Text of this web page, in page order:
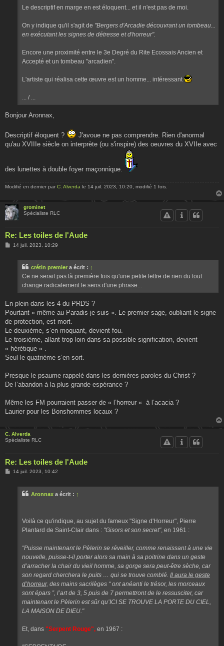
Le descriptif en marge en est éloquent... et il n'est pas de moi.
On y indique qu'il s'agit de "Bergers d'Arcadie découvrant un tombeau...
en exécutant les signes de détresse et d'horreur".
Encore une proximité entre le 3e Degré du Rite Ecossais Ancien et
Accepté et un tombeau "arcadien".
L'artiste qui réalisa cette œuvre est un homme... intéressant
... / ...
Bonjour Aronnax,
Descriptif éloquent ?
J'avoue ne pas comprendre. Rien d'anormal
qu'au XVIIIe siècle on interprète (ou s'inspire) des oeuvres du XVIIe avec
des lunettes à double foyer maçonnique.
Modifié en dernier par C. Alverda le 14 juil. 2023, 10:20, modifié 1 fois.
grominet
Spécialiste RLC
Re: Les toiles de l'Aude
M14 juil. 2023, 10:29
crétin premier a écrit : ↑
Ce ne serait pas là première fois qu'une petite lettre de rien du tout
change radicalement le sens d'une phrase...
En plein dans les 4 du PRDS ?
Pourtant « même au Paradis je suis ». Le premier sage, oubliant le signe
de protection, est mort.
Le deuxième, s’en moquant, devient fou.
Le troisième, allant trop loin dans sa possible signification, devient
« hérétique « .
Seul le quatrième s’en sort.
Presque le psaume rappelé dans les dernières paroles du Christ ?
De l’abandon à la plus grande espérance ?
Même les FM pourraient passer de « l’horreur « à l’acacia ?
Laurier pour les Bonshommes locaux ?
C. Alverda
Spécialiste RLC
Re: Les toiles de l'Aude
M14 juil. 2023, 10:42
Aronnax a écrit : ↑
Voilà ce qu'indique, au sujet du fameux "Signe d'Horreur", Pierre
Plantard de Saint-Clair dans : "Gisors et son secret", en 1961 :
"Puisse maintenant le Pèlerin se réveiller, comme renaissant à une vie
nouvelle, puisse-t-il porter alors sa main à sa poitrine dans un geste
d’arracher la chair du vieil homme, sa gorge sera peut-être sèche, car
son regard cherchera le puits … qui se trouve comblé. Il aura le geste
d’horreur, des mains sacrilèges “ ont anéanti le trésor, les morceaux
sont épars ”, l’art de 3, 5 puis de 7 permettront de le ressusciter, car
maintenant le Pèlerin est sûr qu’ICI SE TROUVE LA PORTE DU CIEL,
LA MAISON DE DIEU."
Et, dans "Serpent Rouge", en 1967 :